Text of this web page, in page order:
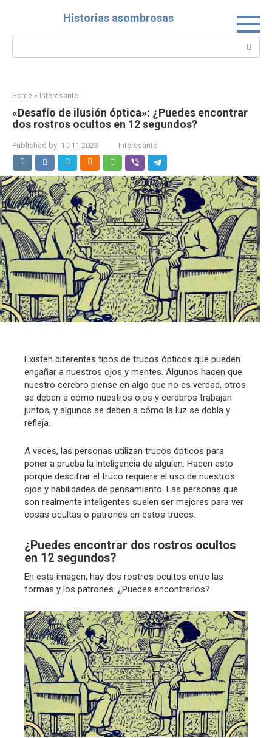
Historias asombrosas
Search:
Home » Interesante
«Desafío de ilusión óptica»: ¿Puedes encontrar
dos rostros ocultos en 12 segundos?
Published by: 10.11.2023 Interesante
Existen diferentes tipos de trucos ópticos que pueden
engañar a nuestros ojos y mentes. Algunos hacen que
nuestro cerebro piense en algo que no es verdad, otros
se deben a cómo nuestros ojos y cerebros trabajan
juntos, y algunos se deben a cómo la luz se dobla y
refleja.
A veces, las personas utilizan trucos ópticos para
poner a prueba la inteligencia de alguien. Hacen esto
porque descifrar el truco requiere el uso de nuestros
ojos y habilidades de pensamiento. Las personas que
son realmente inteligentes suelen ser mejores para ver
cosas ocultas o patrones en estos trucos.
¿Puedes encontrar dos rostros ocultos
en 12 segundos?
En esta imagen, hay dos rostros ocultos entre las
formas y los patrones. ¿Puedes encontrarlos?